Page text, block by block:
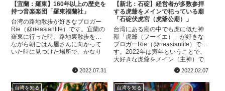
【宜蘭：羅東】160年以上の歴史を
持つ音楽楽団「羅東福蘭社」
台湾の路地散歩が好きなブロガー
Rie（@rieasianlife）です。宜蘭の
羅東に行った時、路地裏散歩をし
ながら朝ごはん屋さんに向かって
いた時に見つけた場所で、かなり
その名は「羅東福蘭社」場所は、
2022.07.31
【新北：石碇】経営者が多数参拝
する虎爺をメインで祀っている廟
「石碇伏虎宮（虎爺公廟）」
台湾にある廟の中でも虎に似た神
獣「虎爺（フーイエ）」が好きな
ブロガーRie（@rieasianlife）で
す。2022年は寅年ということで、
大好きな虎爺をメイン（主神）で
祀っている廟への行き方をご紹介
したいと思います。虎爺とは？松
山慈祐宮 ...
2022.02.07
台湾を知る 台湾を知る